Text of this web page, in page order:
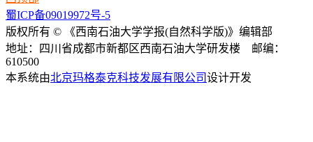
蜀ICP备09019972号-5
版权所有 © 《西南石油大学学报(自然科学版)》编辑部
地址：四川省成都市新都区西南石油大学研发楼 邮编：
610500
本系统由北京玛格泰克科技发展有限公司设计开发